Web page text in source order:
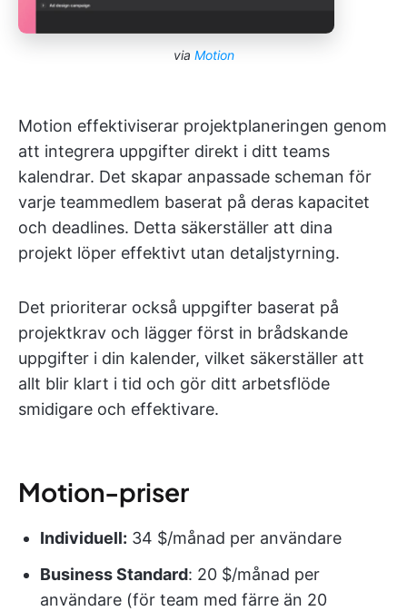
via Motion
Motion effektiviserar projektplaneringen genom
att integrera uppgifter direkt i ditt teams
kalendrar. Det skapar anpassade scheman för
varje teammedlem baserat på deras kapacitet
och deadlines. Detta säkerställer att dina
projekt löper effektivt utan detaljstyrning.
Det prioriterar också uppgifter baserat på
projektkrav och lägger först in brådskande
uppgifter i din kalender, vilket säkerställer att
allt blir klart i tid och gör ditt arbetsflöde
smidigare och effektivare.
Motion-priser
Individuell: 34 $/månad per användare
Business Standard: 20 $/månad per
användare (för team med färre än 20